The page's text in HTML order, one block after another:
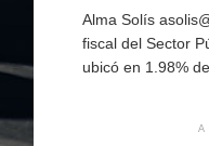
Alma Solís
fiscal del Sector
ubicó en 1.98%